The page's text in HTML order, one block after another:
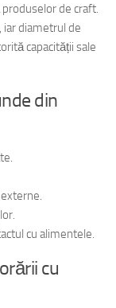
de craft.
diametrul de
capacității sale
din
cu alimentele.
cu